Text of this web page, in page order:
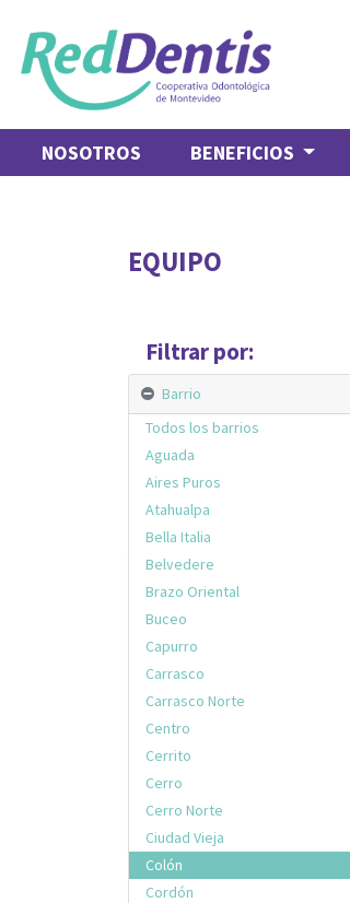
NOSOTROS BENEFICIOS
EQUIPO
Filtrar por:
Barrio
Todos los barrios
Aguada
Aires Puros
Atahualpa
Bella Italia
Belvedere
Brazo Oriental
Buceo
Capurro
Carrasco
Carrasco Norte
Centro
Cerrito
Cerro
Cerro Norte
Ciudad Vieja
Colón
Cordón